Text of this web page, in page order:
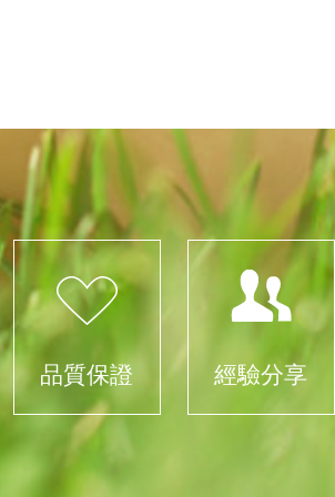
品質保證 經驗分享